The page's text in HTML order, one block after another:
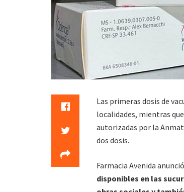
Las primeras dosis de
localidades, mientras
autorizadas por la
dos dosis.
Farmacia Avenida
disponibles en las